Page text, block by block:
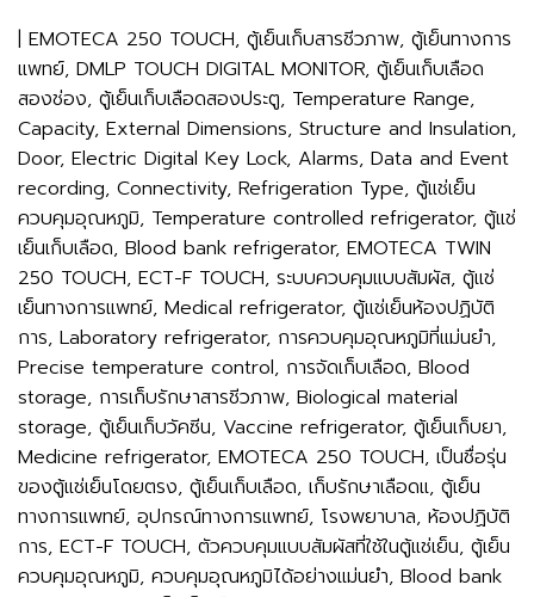
| EMOTECA 250 TOUCH, ตู้เย็นเก็บสารชีวภาพ, ตู้เย็นทางการ
แพทย์, DMLP TOUCH DIGITAL MONITOR, ตู้เย็นเก็บเลือด
สองช่อง, ตู้เย็นเก็บเลือดสองประตู, Temperature Range,
Capacity, External Dimensions, Structure and Insulation,
Door, Electric Digital Key Lock, Alarms, Data and Event
recording, Connectivity, Refrigeration Type, ตู้แช่เย็น
ควบคุมอุณหภูมิ, Temperature controlled refrigerator, ตู้แช่
เย็นเก็บเลือด, Blood bank refrigerator, EMOTECA TWIN
250 TOUCH, ECT-F TOUCH, ระบบควบคุมแบบสัมผัส, ตู้แช่
เย็นทางการแพทย์, Medical refrigerator, ตู้แช่เย็นห้องปฏิบัติ
การ, Laboratory refrigerator, การควบคุมอุณหภูมิที่แม่นยำ,
Precise temperature control, การจัดเก็บเลือด, Blood
storage, การเก็บรักษาสารชีวภาพ, Biological material
storage, ตู้เย็นเก็บวัคซีน, Vaccine refrigerator, ตู้เย็นเก็บยา,
Medicine refrigerator, EMOTECA 250 TOUCH, เป็นชื่อรุ่น
ของตู้แช่เย็นโดยตรง, ตู้เย็นเก็บเลือด, เก็บรักษาเลือดแ, ตู้เย็น
ทางการแพทย์, อุปกรณ์ทางการแพทย์, โรงพยาบาล, ห้องปฏิบัติ
การ, ECT-F TOUCH, ตัวควบคุมแบบสัมผัสที่ใช้ในตู้แช่เย็น, ตู้เย็น
ควบคุมอุณหภูมิ, ควบคุมอุณหภูมิได้อย่างแม่นยำ, Blood bank